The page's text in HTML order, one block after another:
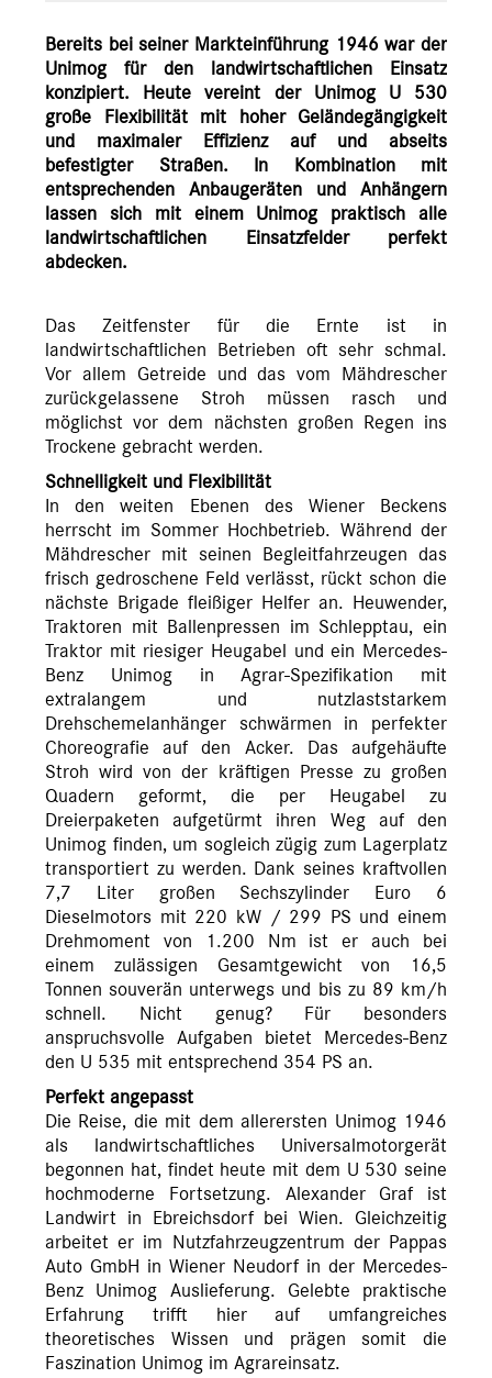
Bereits bei seiner Markteinführung 1946 war der
Unimog für den landwirtschaftlichen Einsatz
konzipiert. Heute vereint der Unimog U 530
große Flexibilität mit hoher Geländegängigkeit
und maximaler Effizienz auf und abseits
befestigter Straßen. In Kombination mit
entsprechenden Anbaugeräten und Anhängern
lassen sich mit einem Unimog praktisch alle
landwirtschaftlichen Einsatzfelder perfekt
abdecken.
Das Zeitfenster für die Ernte ist in
landwirtschaftlichen Betrieben oft sehr schmal.
Vor allem Getreide und das vom Mähdrescher
zurückgelassene Stroh müssen rasch und
möglichst vor dem nächsten großen Regen ins
Trockene gebracht werden.
Schnelligkeit und Flexibilität
In den weiten Ebenen des Wiener Beckens
herrscht im Sommer Hochbetrieb. Während der
Mähdrescher mit seinen Begleitfahrzeugen das
frisch gedroschene Feld verlässt, rückt schon die
nächste Brigade fleißiger Helfer an. Heuwender,
Traktoren mit Ballenpressen im Schlepptau, ein
Traktor mit riesiger Heugabel und ein Mercedes-
Benz Unimog in Agrar-Spezifikation mit
extralangem und nutzlaststarkem
Drehschemelanhänger schwärmen in perfekter
Choreografie auf den Acker. Das aufgehäufte
Stroh wird von der kräftigen Presse zu großen
Quadern geformt, die per Heugabel zu
Dreierpaketen aufgetürmt ihren Weg auf den
Unimog finden, um sogleich zügig zum Lagerplatz
transportiert zu werden. Dank seines kraftvollen
7,7 Liter großen Sechszylinder Euro 6
Dieselmotors mit 220 kW / 299 PS und einem
Drehmoment von 1.200 Nm ist er auch bei
einem zulässigen Gesamtgewicht von 16,5
Tonnen souverän unterwegs und bis zu 89 km/h
schnell. Nicht genug? Für besonders
anspruchsvolle Aufgaben bietet Mercedes-Benz
den U 535 mit entsprechend 354 PS an.
Perfekt angepasst
Die Reise, die mit dem allerersten Unimog 1946
als landwirtschaftliches Universalmotorgerät
begonnen hat, findet heute mit dem U 530 seine
hochmoderne Fortsetzung. Alexander Graf ist
Landwirt in Ebreichsdorf bei Wien. Gleichzeitig
arbeitet er im Nutzfahrzeugzentrum der Pappas
Auto GmbH in Wiener Neudorf in der Mercedes-
Benz Unimog Auslieferung. Gelebte praktische
Erfahrung trifft hier auf umfangreiches
theoretisches Wissen und prägen somit die
Faszination Unimog im Agrareinsatz.